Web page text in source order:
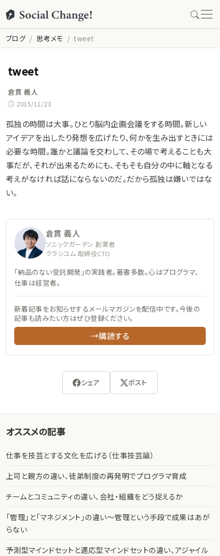
ブログ 思考メモ tweet
tweet
倉貫 義人
2015/11/23
孤独の時間は大事。ひとり脳内企画会議をする時間。新しい
アイデアを出したり発想を広げたり、何かを生み出すときには
必要な時間。誰かと議論を交わして、その場で考えることも大
事だが、それが出来るためにも、そもそも自分の中に軸となる
考えがなければ話にならないのだ。だから孤独は嫌いではな
い。
倉貫 義人
ソニックガーデン 創業者
クラシコム 取締役CTO
「納品のない受託開発」の実践者。著書多数。心はプログラマ、
仕事は経営者。
新着記事をお知らせするメールマガジンを配信中です。今後の
記事も読みたい方はぜひ登録ください。
→購読する
シェア ポスト
オススメの記事
仕事を技芸とする文化を広げる（仕事技芸論）
上司と親方の違い、徒弟制度の再発明でプログラマ育成
チームとコミュニティの違い、会社・組織をどう捉えるか
「管理」と「マネジメント」の違い〜管理という手段で成果はあが
らない
予測型マインドセットと適応型マインドセットの違い、アジャイル